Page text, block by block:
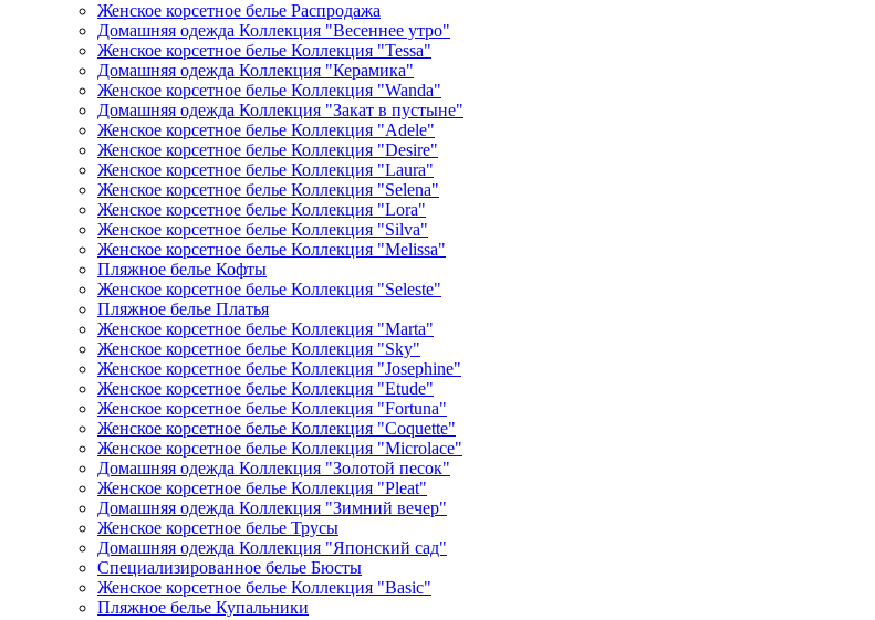
Женское корсетное белье Распродажа
Домашняя одежда Коллекция "Весеннее утро"
Женское корсетное белье Коллекция "Tessa"
Домашняя одежда Коллекция "Керамика"
Женское корсетное белье Коллекция "Wanda"
Домашняя одежда Коллекция "Закат в пустыне"
Женское корсетное белье Коллекция "Adele"
Женское корсетное белье Коллекция "Desire"
Женское корсетное белье Коллекция "Laura"
Женское корсетное белье Коллекция "Selena"
Женское корсетное белье Коллекция "Lora"
Женское корсетное белье Коллекция "Silva"
Женское корсетное белье Коллекция "Melissa"
Пляжное белье Кофты
Женское корсетное белье Коллекция "Seleste"
Пляжное белье Платья
Женское корсетное белье Коллекция "Marta"
Женское корсетное белье Коллекция "Sky"
Женское корсетное белье Коллекция "Josephine"
Женское корсетное белье Коллекция "Etude"
Женское корсетное белье Коллекция "Fortuna"
Женское корсетное белье Коллекция "Coquette"
Женское корсетное белье Коллекция "Microlace"
Домашняя одежда Коллекция "Золотой песок"
Женское корсетное белье Коллекция "Pleat"
Домашняя одежда Коллекция "Зимний вечер"
Женское корсетное белье Трусы
Домашняя одежда Коллекция "Японский сад"
Специализированное белье Бюсты
Женское корсетное белье Коллекция "Basic"
Пляжное белье Купальники